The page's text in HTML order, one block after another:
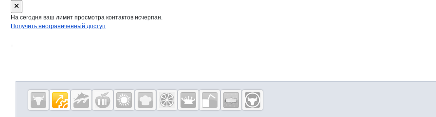
На сегодня ваш лимит просмотра контактов исчерпан.
Получить неограниченный доступ
Дополнительная информация
Cсылки на полезные проекты
Eqinfo.ru —